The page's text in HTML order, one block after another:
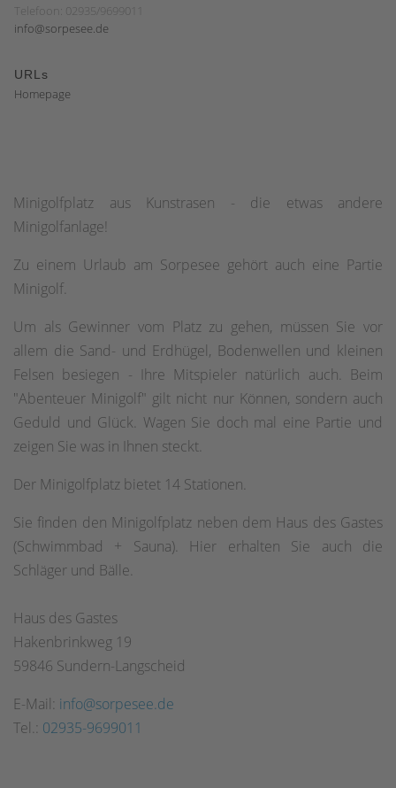
Telefoon: 02935/9699011
info@sorpesee.de
URLs
Homepage
Minigolfplatz aus Kunstrasen - die etwas andere
Minigolfanlage!
Zu einem Urlaub am Sorpesee gehört auch eine Partie
Minigolf.
Um als Gewinner vom Platz zu gehen, müssen Sie vor
allem die Sand- und Erdhügel, Bodenwellen und kleinen
Felsen besiegen - Ihre Mitspieler natürlich auch. Beim
"Abenteuer Minigolf" gilt nicht nur Können, sondern auch
Geduld und Glück. Wagen Sie doch mal eine Partie und
zeigen Sie was in Ihnen steckt.
Der Minigolfplatz bietet 14 Stationen.
Sie finden den Minigolfplatz neben dem Haus des Gastes
(Schwimmbad + Sauna). Hier erhalten Sie auch die
Schläger und Bälle.
Haus des Gastes
Hakenbrinkweg 19
59846 Sundern-Langscheid
E-Mail: info@sorpesee.de
Tel.: 02935-9699011